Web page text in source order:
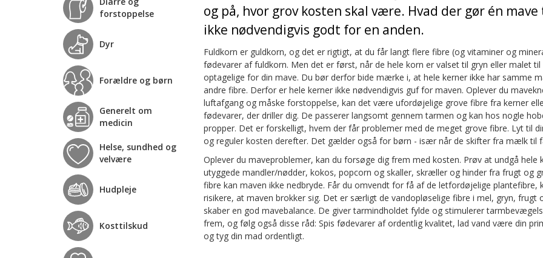
forstoppelse
Dyr
Forældre og børn
Generelt om
medicin
Helse, sundhed og
velvære
Hudpleje
Kosttilskud
og på, hvor grov kosten skal være. Hvad der gør én
ikke nødvendigvis godt for en anden.
Fuldkorn er guldkorn, og det er rigtigt, at du får langt flere fibre (og vitaminer og
fødevarer af fuldkorn. Men det er først, når de hele korn er valset til gryn eller malet
optagelige for din mave. Du bør derfor bide mærke i, at hele kerner ikke har samme
andre fibre. Derfor er hele kerner ikke nødvendigvis guf for maven. Oplever du
luftafgang og måske forstoppelse, kan det være ufordøjelige grove fibre fra kerner
fødevarer, der driller dig. De passerer langsomt gennem tarmen og kan hos nogle
propper. Det er forskelligt, hvem der får problemer med de meget grove fibre. Lyt til
og reguler kosten derefter. Det gælder også for børn - især når de skifter fra mælk til
Oplever du maveproblemer, kan du forsøge dig frem med kosten. Prøv at undgå hele
utyggede mandler/nødder, kokos, popcorn og skaller, skræller og hinder fra frugt og
fibre kan maven ikke nedbryde. Får du omvendt for få af de letfordøjelige plantefibre,
risikere, at maven brokker sig. Det er særligt de vandopløselige fibre i mel, gryn, frugt
skaber en god mavebalance. De giver tarmindholdet fylde og stimulerer
frem, og følg også disse råd: Spis fødevarer af ordentlig kvalitet, lad vand være din
og tyg din mad ordentligt.